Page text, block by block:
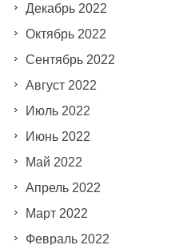
Декабрь 2022
Октябрь 2022
Сентябрь 2022
Август 2022
Июль 2022
Июнь 2022
Май 2022
Апрель 2022
Март 2022
Февраль 2022